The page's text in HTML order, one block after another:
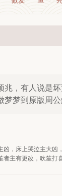
，有人说是
梦到原版周
，床上哭泣主大
者主有更改，吹笙打